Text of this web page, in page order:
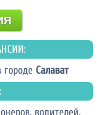
Салават
водителей,